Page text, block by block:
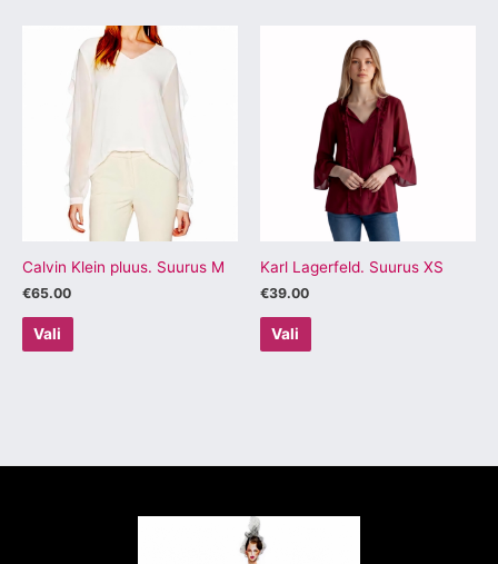
Calvin Klein pluus. Suurus M
€65.00
Vali
Sellel
tootel
on
mitu
varianti.
Valikuid
saab
teha
tootelehel.
Karl Lagerfeld. Suurus XS
€39.00
Vali
tootel
mitu
varianti.
Valikuid
saab
teha
tootelehel.